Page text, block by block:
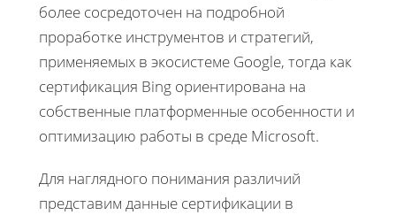
более сосредоточен на подробной
проработке инструментов и стратегий,
применяемых в экосистеме Google, тогда как
сертификация Bing ориентирована на
собственные платформенные особенности и
оптимизацию работы в среде Microsoft.
Для наглядного понимания различий
представим данные сертификации в